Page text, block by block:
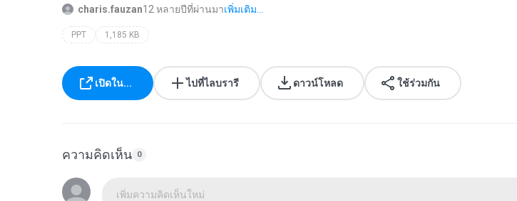
charis.fauzan12 หลายปีที่ผ่านมาเพิ่มเติม...
PPT 1,185 KB
เปิดใน... ไปที่ไลบรารี ดาวน์โหลด ใช้ร่วมกัน
ความคิดเห็น 0
เพิ่มความคิดเห็นใหม่